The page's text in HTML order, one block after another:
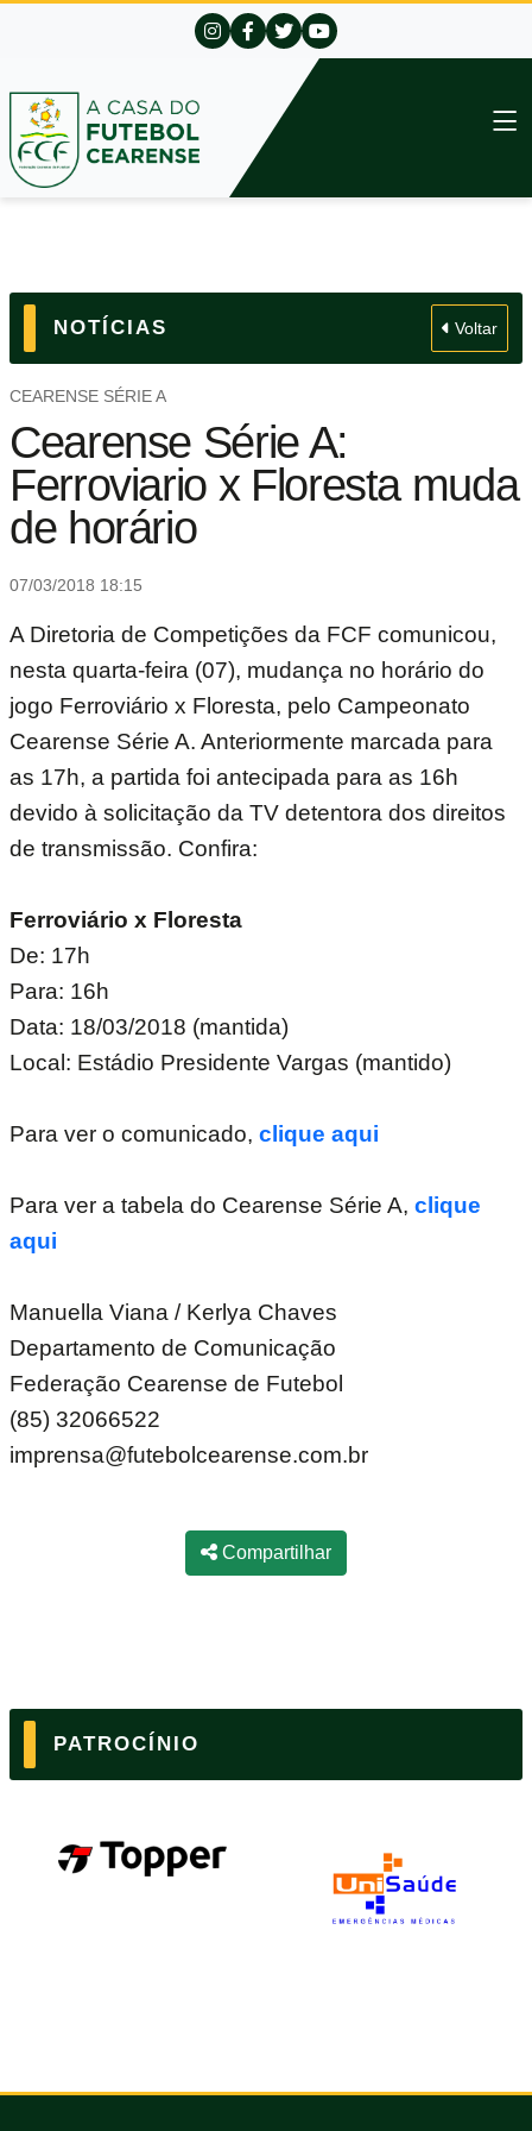
NOTÍCIAS Voltar
CEARENSE SÉRIE A
Cearense Série A:
Ferroviario x Floresta muda
de horário
07/03/2018 18:15
A Diretoria de Competições da FCF comunicou,
nesta quarta-feira (07), mudança no horário do
jogo Ferroviário x Floresta, pelo Campeonato
Cearense Série A. Anteriormente marcada para
as 17h, a partida foi antecipada para as 16h
devido à solicitação da TV detentora dos direitos
de transmissão. Confira:
Ferroviário x Floresta
De: 17h
Para: 16h
Data: 18/03/2018 (mantida)
Local: Estádio Presidente Vargas (mantido)
Para ver o comunicado, clique aqui
Para ver a tabela do Cearense Série A, clique
aqui
Manuella Viana / Kerlya Chaves
Departamento de Comunicação
Federação Cearense de Futebol
(85) 32066522
imprensa@futebolcearense.com.br
Compartilhar
PATROCÍNIO